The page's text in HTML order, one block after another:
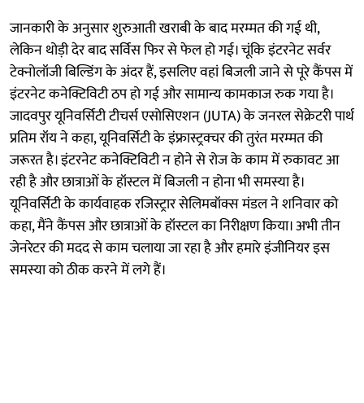
जानकारी के अनुसार शुरुआती खराबी के बाद मरम्मत की गई थी,
लेकिन थोड़ी देर बाद सर्विस फिर से फेल हो गई। चूंकि इंटरनेट सर्वर
टेक्नोलॉजी बिल्डिंग के अंदर हैं, इसलिए वहां बिजली जाने से पूरे कैंपस में
इंटरनेट कनेक्टिविटी ठप हो गई और सामान्य कामकाज रुक गया है।
जादवपुर यूनिवर्सिटी टीचर्स एसोसिएशन (JUTA) के जनरल सेक्रेटरी पार्थ
प्रतिम रॉय ने कहा, यूनिवर्सिटी के इंफ्रास्ट्रक्चर की तुरंत मरम्मत की
जरूरत है। इंटरनेट कनेक्टिविटी न होने से रोज के काम में रुकावट आ
रही है और छात्राओं के हॉस्टल में बिजली न होना भी समस्या है।
यूनिवर्सिटी के कार्यवाहक रजिस्ट्रार सेलिमबॉक्स मंडल ने शनिवार को
कहा, मैंने कैंपस और छात्राओं के हॉस्टल का निरीक्षण किया। अभी तीन
जेनरेटर की मदद से काम चलाया जा रहा है और हमारे इंजीनियर इस
समस्या को ठीक करने में लगे हैं।